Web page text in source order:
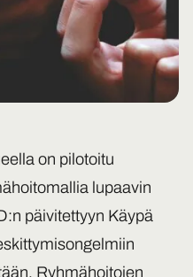
on pilotoitu
lupaavin
päivitettyyn Käypä
Ryhmähoitojen